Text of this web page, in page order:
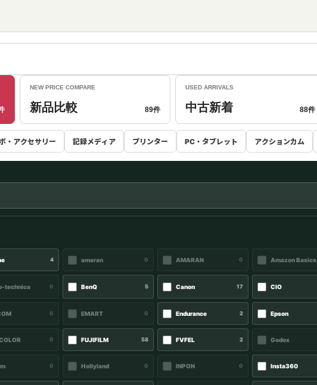
NEW PRICE COMPARE
新品比較 89件
USED ARRIVALS
中古新着 88件
・アクセサリー 記録メディア プリンター PC・タブレット アクションカム
4 amaran 0 AMARAN 0 Amazon Basics
technica 0 BenQ 5 Canon 17 CIO
0 EMART 0 Endurance 2 Epson
0 FUJIFILM 58 FVFEL 2 Godox
0 Hollyland 0 INPON 0 Insta360